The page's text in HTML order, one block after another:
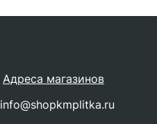
Адреса магазинов
info@shopkmplitka.ru